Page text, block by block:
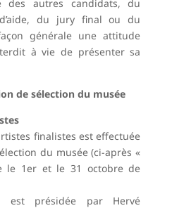
des autres candidats, du
du jury final ou du
générale une attitude
à vie de présenter sa
de sélection du musée
finalistes est effectuée
du musée (ci-après «
le 1er et le 31 octobre de
est présidée par Hervé